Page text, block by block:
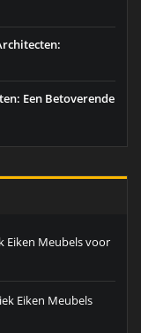
Een Betoverende
Eiken Meubels voor
Eiken Meubels